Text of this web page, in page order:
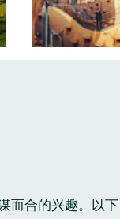
而合的兴趣。以下